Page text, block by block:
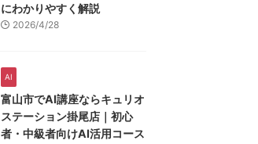
にわかりやすく解説
2026/4/28
AI
富山市でAI講座ならキュリオ
ステーション掛尾店｜初心
者・中級者向けAI活用コース